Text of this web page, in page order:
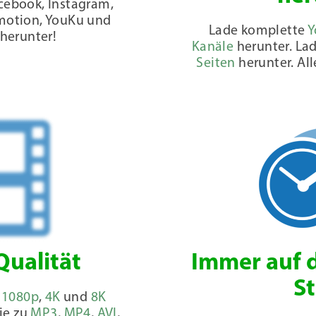
Instagram,
YouKu und
Lade komplette
Kanäle herunter.
Seiten herunter.
1080p, 4K und 8K
Immer auf